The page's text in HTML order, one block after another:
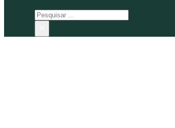
Pesquisar